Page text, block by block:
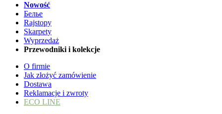
Nowość
Белье
Rajstopy
Skarpety
Wyprzedaż
Przewodniki i kolekcje
O firmie
Jak złożyć zamówienie
Dostawa
Reklamacje i zwroty
ECO LINE